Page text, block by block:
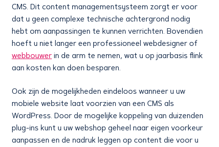
CMS. Dit content managementsysteem zorgt er voor
dat u geen complexe technische achtergrond nodig
hebt om aanpassingen te kunnen verrichten. Bovendien
hoeft u niet langer een professioneel webdesigner of
webbouwer in de arm te nemen, wat u op jaarbasis flink
aan kosten kan doen besparen.
Ook zijn de mogelijkheden eindeloos wanneer u uw
mobiele website laat voorzien van een CMS als
WordPress. Door de mogelijke koppeling van duizenden
plug-ins kunt u uw webshop geheel naar eigen voorkeur
aanpassen en de nadruk leggen op content die voor u